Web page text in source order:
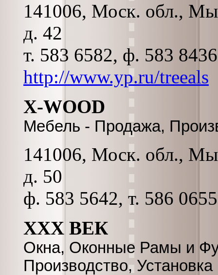
141006, Моск. обл.,
д. 42
т. 583 6582, ф. 583
http://www.yp.ru/treeals
X-WOOD
Мебель - Продажа,
141006, Моск. обл.,
д. 50
ф. 583 5642, т. 586
XXX ВЕК
Окна, Оконные Рамы и
Производство, Установка